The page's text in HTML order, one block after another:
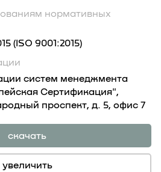
нормативных
(ISO 9001:2015)
систем менеджмента
Сертификация",
проспект, д. 5, офис 7
скачать
увеличить